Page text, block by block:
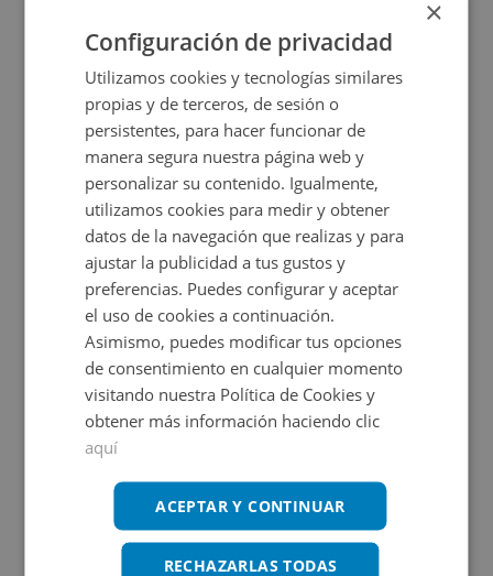
Local Comercial en venta en CAMPO HERMOSO,
Impuestos no incluidos
70.000€
50,85m2
×
Configuración de privacidad
Utilizamos cookies y tecnologías similares
propias y de terceros, de sesión o
persistentes, para hacer funcionar de
manera segura nuestra página web y
personalizar su contenido. Igualmente,
utilizamos cookies para medir y obtener
datos de la navegación que realizas y para
ajustar la publicidad a tus gustos y
preferencias. Puedes configurar y aceptar
el uso de cookies a continuación.
Asimismo, puedes modificar tus opciones
de consentimiento en cualquier momento
visitando nuestra Política de Cookies y
obtener más información haciendo clic
aquí
ACEPTAR Y CONTINUAR
RECHAZARLAS TODAS